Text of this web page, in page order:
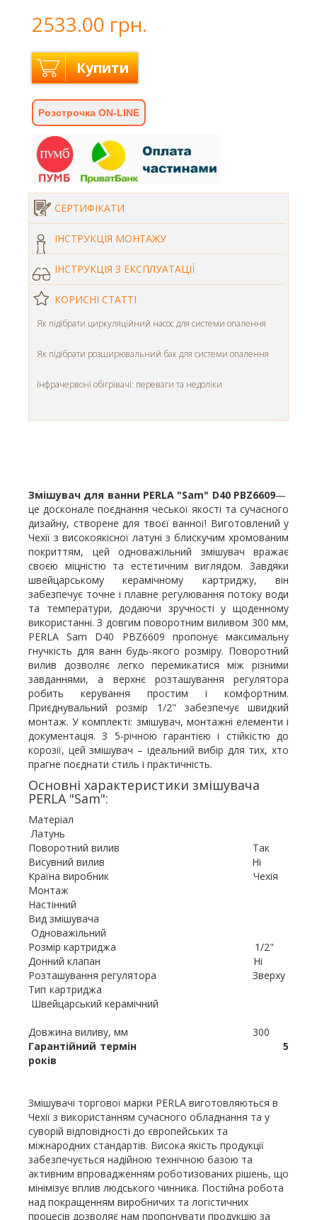
2533.00 грн.
Купити
Розстрочка ON-LINE
СЕРТИФІКАТИ
ІНСТРУКЦІЯ МОНТАЖУ
ІНСТРУКЦІЯ З ЕКСПЛУАТАЦІЇ
КОРИСНІ СТАТТІ
Як підібрати циркуляційний насос для системи опалення
Як підібрати розширювальний бак для системи опалення
Інфрачервоні обігрівачі: переваги та недоліки
Змішувач для ванни PERLA "Sam" D40 PBZ6609—
це досконале поєднання чеської якості та сучасного
дизайну, створене для твоєї ванної! Виготовлений у
Чехії з високоякісної латуні з блискучим хромованим
покриттям, цей одноважільний змішувач вражає
своєю міцністю та естетичним виглядом. Завдяки
швейцарському керамічному картриджу, він
забезпечує точне і плавне регулювання потоку води
та температури, додаючи зручності у щоденному
використанні. З довгим поворотним виливом 300 мм,
PERLA Sam D40 PBZ6609 пропонує максимальну
гнучкість для ванн будь-якого розміру. Поворотний
вилив дозволяє легко перемикатися між різними
завданнями, а верхнє розташування регулятора
робить керування простим і комфортним.
Приєднувальний розмір 1/2" забезпечує швидкий
монтаж. У комплекті: змішувач, монтажні елементи і
документація. З 5-річною гарантією і стійкістю до
корозії, цей змішувач – ідеальний вибір для тих, хто
прагне поєднати стиль і практичність.
Основні характеристики змішувача
PERLA "Sam":
Матеріал
Латунь
Поворотний вилив Так
Висувний вилив Ні
Країна виробник Чехія
Монтаж
Настінний
Вид змішувача
Одноважільний
Розмір картриджа 1/2"
Донний клапан Ні
Розташування регулятора Зверху
Тип картриджа
Швейцарський керамічний
Довжина виливу, мм 300
Гарантійний термін 5
років
Змішувачі торгової марки PERLA виготовляються в
Чехії з використанням сучасного обладнання та у
суворій відповідності до європейських та
міжнародних стандартів. Висока якість продукції
забезпечується надійною технічною базою та
активним впровадженням роботизованих рішень, що
мінімізує вплив людського чинника. Постійна робота
над покращенням виробничих та логістичних
процесів дозволяє нам пропонувати продукцію за